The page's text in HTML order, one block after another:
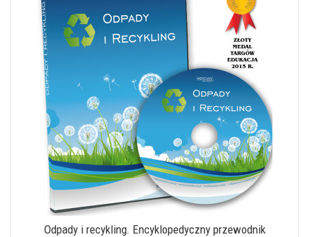
Odpady i recykling. Encyklopedyczny przewodnik